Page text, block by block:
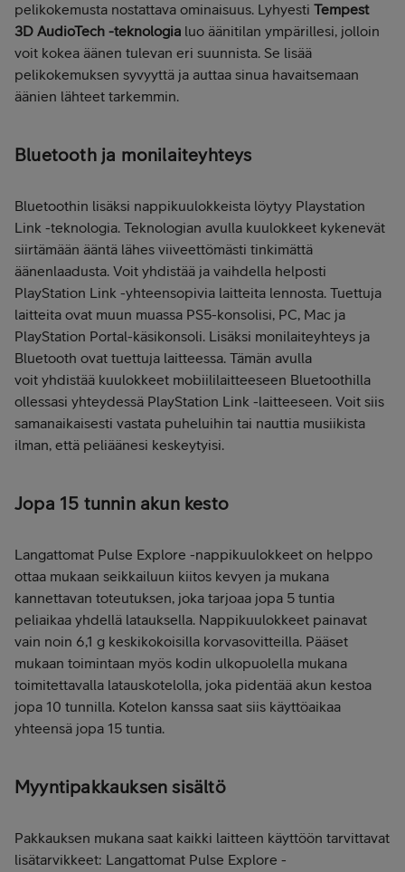
pelikokemusta nostattava ominaisuus. Lyhyesti Tempest
3D AudioTech -teknologia luo äänitilan ympärillesi, jolloin
voit kokea äänen tulevan eri suunnista. Se lisää
pelikokemuksen syvyyttä ja auttaa sinua havaitsemaan
äänien lähteet tarkemmin.
Bluetooth ja monilaiteyhteys
Bluetoothin lisäksi nappikuulokkeista löytyy Playstation
Link -teknologia. Teknologian avulla kuulokkeet kykenevät
siirtämään ääntä lähes viiveettömästi tinkimättä
äänenlaadusta. Voit yhdistää ja vaihdella helposti
PlayStation Link -yhteensopivia laitteita lennosta. Tuettuja
laitteita ovat muun muassa PS5-konsolisi, PC, Mac ja
PlayStation Portal-käsikonsoli. Lisäksi monilaiteyhteys ja
Bluetooth ovat tuettuja laitteessa. Tämän avulla
voit yhdistää kuulokkeet mobiililaitteeseen Bluetoothilla
ollessasi yhteydessä PlayStation Link -laitteeseen. Voit siis
samanaikaisesti vastata puheluihin tai nauttia musiikista
ilman, että peliäänesi keskeytyisi.
Jopa 15 tunnin akun kesto
Langattomat Pulse Explore -nappikuulokkeet on helppo
ottaa mukaan seikkailuun kiitos kevyen ja mukana
kannettavan toteutuksen, joka tarjoaa jopa 5 tuntia
peliaikaa yhdellä latauksella. Nappikuulokkeet painavat
vain noin 6,1 g keskikokoisilla korvasovitteilla. Pääset
mukaan toimintaan myös kodin ulkopuolella mukana
toimitettavalla latauskotelolla, joka pidentää akun kestoa
jopa 10 tunnilla. Kotelon kanssa saat siis käyttöaikaa
yhteensä jopa 15 tuntia.
Myyntipakkauksen sisältö
Pakkauksen mukana saat kaikki laitteen käyttöön tarvittavat
lisätarvikkeet: Langattomat Pulse Explore -